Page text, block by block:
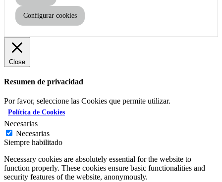
Configurar cookies
Close
Resumen de privacidad
Por favor, seleccione las Cookies que permite utilizar.
Política de Cookies
Necesarias
Necesarias
Siempre habilitado
Necessary cookies are absolutely essential for the website to
function properly. These cookies ensure basic functionalities and
security features of the website, anonymously.